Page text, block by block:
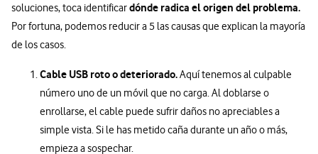
soluciones, toca identificardónde radica el origen del problema.
Por fortuna, podemos reducir a 5 las causas que explican la mayoría
de los casos.
Cable USB roto o deteriorado.Aquí tenemos al culpable
número uno de un móvil que no carga. Al doblarse o
enrollarse, el cable puede sufrir daños no apreciables a
simple vista. Si le has metido caña durante un año o más,
empieza a sospechar.